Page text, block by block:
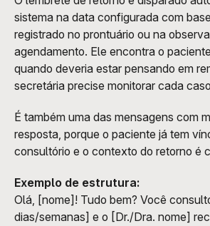
sistema na data configurada com
registrado no prontuário ou na
agendamento. Ele encontra o
quando deveria estar pensando em
secretária precise monitorar cada
É também uma das mensagens com
resposta, porque o paciente já tem
consultório e o contexto do retorno é
Exemplo de estrutura:
Olá, [nome]! Tudo bem? Você
dias/semanas] e o [Dr./Dra. nome]